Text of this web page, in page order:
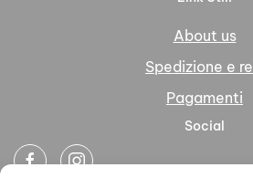
About us
Spedizione e
Pagamenti
Social